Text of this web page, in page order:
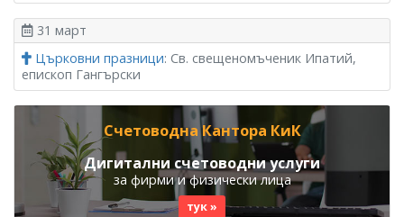
31 март
Църковни празници: Св. свещеномъченик Ипатий,
епископ Гангърски
Счетоводна Кантора КиК
Дигитални счетоводни услуги
за фирми и физически лица
тук »